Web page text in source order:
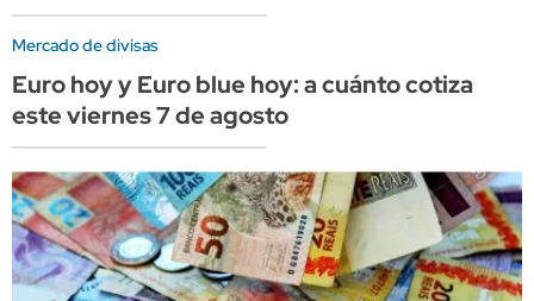
Mercado de divisas
Euro hoy y Euro blue hoy: a cuánto cotiza
este viernes 7 de agosto